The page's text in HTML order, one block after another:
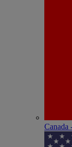
Canada